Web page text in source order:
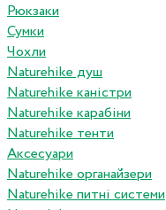
Рюкзаки
Сумки
Чохли
Naturehike душ
Naturehike каністри
Naturehike карабіни
Naturehike тенти
Аксесуари
Naturehike органайзери
Naturehike питні системи